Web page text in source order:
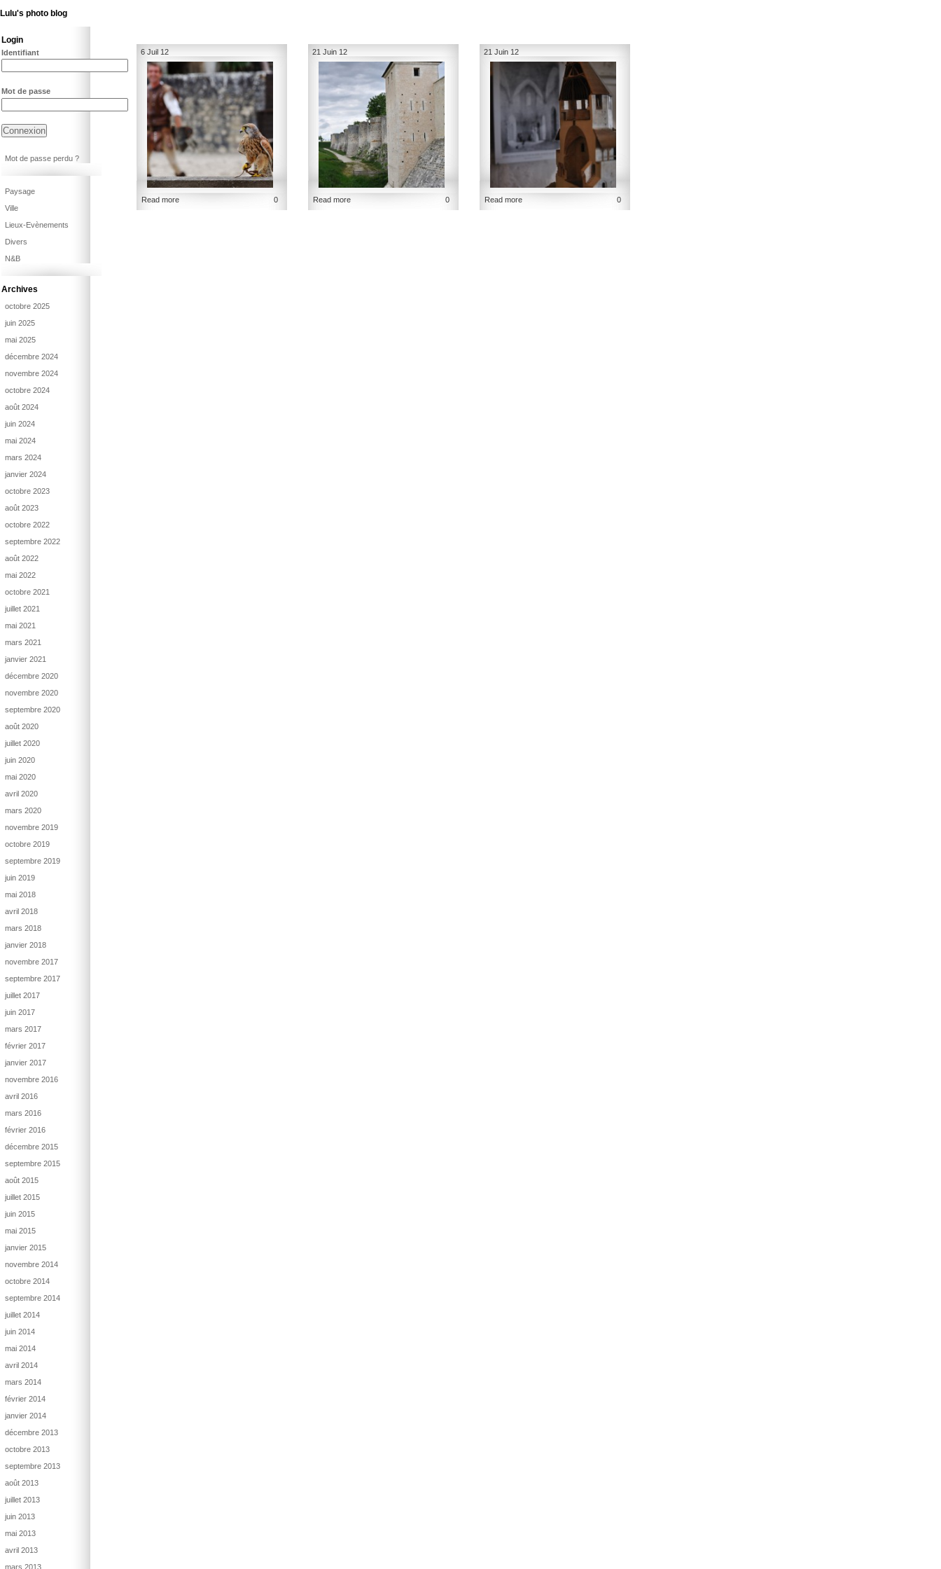
Lulu's photo blog
6 Juil 12
Read more 0
21 Juin 12
Read more 0
21 Juin 12
Read more 0
Login
Identifiant
Mot de passe
Mot de passe perdu ?
Paysage
Ville
Lieux-Evènements
Divers
N&B
Archives
octobre 2025
juin 2025
mai 2025
décembre 2024
novembre 2024
octobre 2024
août 2024
juin 2024
mai 2024
mars 2024
janvier 2024
octobre 2023
août 2023
octobre 2022
septembre 2022
août 2022
mai 2022
octobre 2021
juillet 2021
mai 2021
mars 2021
janvier 2021
décembre 2020
novembre 2020
septembre 2020
août 2020
juillet 2020
juin 2020
mai 2020
avril 2020
mars 2020
novembre 2019
octobre 2019
septembre 2019
juin 2019
mai 2018
avril 2018
mars 2018
janvier 2018
novembre 2017
septembre 2017
juillet 2017
juin 2017
mars 2017
février 2017
janvier 2017
novembre 2016
avril 2016
mars 2016
février 2016
décembre 2015
septembre 2015
août 2015
juillet 2015
juin 2015
mai 2015
janvier 2015
novembre 2014
octobre 2014
septembre 2014
juillet 2014
juin 2014
mai 2014
avril 2014
mars 2014
février 2014
janvier 2014
décembre 2013
octobre 2013
septembre 2013
août 2013
juillet 2013
juin 2013
mai 2013
avril 2013
mars 2013